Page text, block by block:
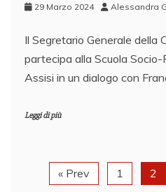
29 Marzo 2024 Alessandra
Il Segretario Generale della
partecipa alla Scuola
Assisi in un dialogo con
Leggi di più
« Prev 1 2